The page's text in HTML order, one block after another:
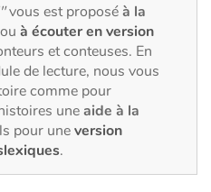
vous est proposéà la
à écouter en version
et conteuses. En
de lecture, nous vous
comme pour
uneaide à la
pour uneversion
.